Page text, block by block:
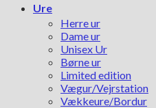
Ure
Herre ur
Dame ur
Unisex Ur
Børne ur
Limited edition
Vægur/Vejrstation
Vækkeure/Bordur